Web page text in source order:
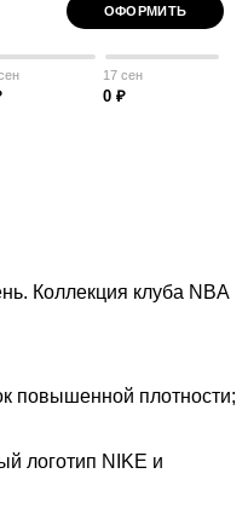
ОФОРМИТЬ
17 сен
0 ₽
Коллекция клуба NBA
повышенной плотности;
логотип NIKE и